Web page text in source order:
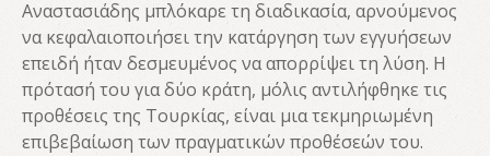
Αναστασιάδης μπλόκαρε τη διαδικασία, αρνούμενος
να κεφαλαιοποιήσει την κατάργηση των εγγυήσεων
επειδή ήταν δεσμευμένος να απορρίψει τη λύση. Η
πρότασή του για δύο κράτη, μόλις αντιλήφθηκε τις
προθέσεις της Τουρκίας, είναι μια τεκμηριωμένη
επιβεβαίωση των πραγματικών προθέσεών του.